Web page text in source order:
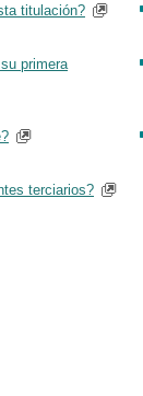
titulación?
primera
terciarios?